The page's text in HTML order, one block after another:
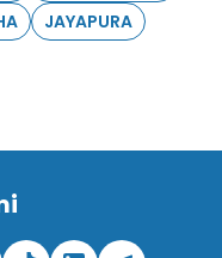
JAYAPURA